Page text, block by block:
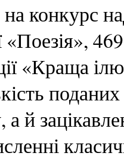
на конкурс
«Поезія»,
«Краща
а й